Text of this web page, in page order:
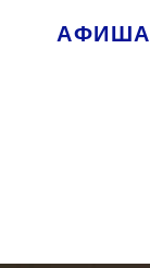
АФИША